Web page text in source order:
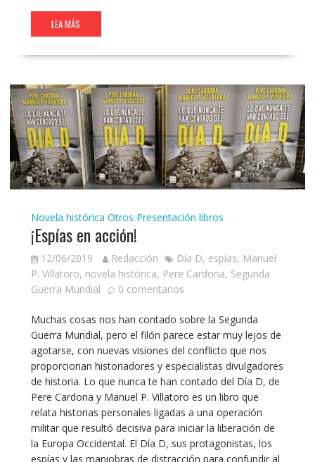
LEA MÁS
Novela histórica Otros Presentación libros
¡Espías en acción!
12/06/2019 Redacción Día D, espías, Manuel
P. Villatoro, novela histórica, Pere Cardona, Segunda
Guerra Mundial
0 comentarios
Muchas cosas nos han contado sobre la Segunda
Guerra Mundial, pero el filón parece estar muy lejos de
agotarse, con nuevas visiones del conflicto que nos
proporcionan historiadores y especialistas divulgadores
de historia. Lo que nunca te han contado del Día D, de
Pere Cardona y Manuel P. Villatoro es un libro que
relata historias personales ligadas a una operación
militar que resultó decisiva para iniciar la liberación de
la Europa Occidental. El Día D, sus protagonistas, los
espías y las maniobras de distracción para confundir al